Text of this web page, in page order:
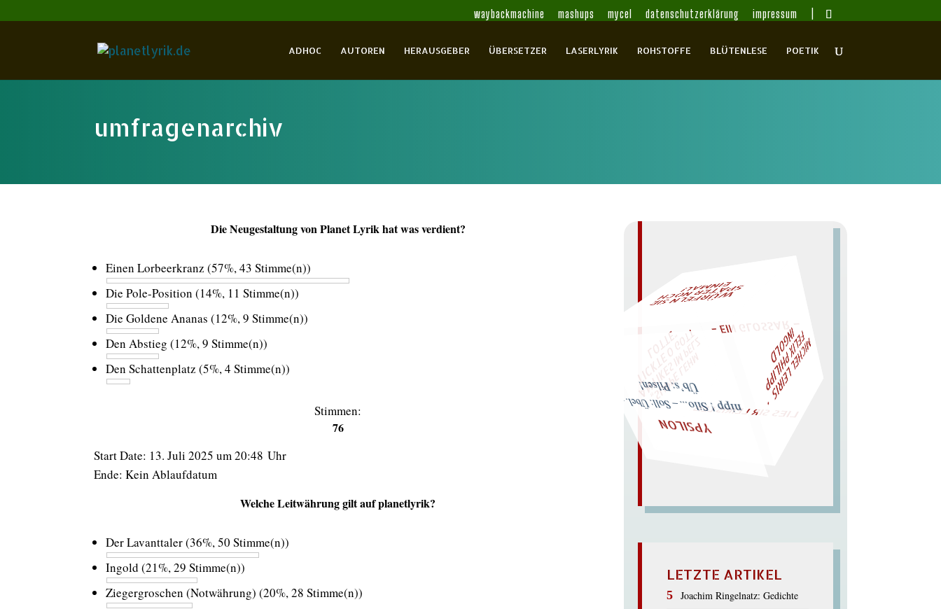
waybackmachine mashups mycel datenschutzerklärung impressum
ADHOC AUTOREN HERAUSGEBER ÜBERSETZER LASERLYRIK ROHSTOFFE BLÜTENLESE POETIK
umfragenarchiv
Die Neugestaltung von Planet Lyrik hat was verdient?
Einen Lorbeerkranz(57%, 43 Stimme(n))
Die Pole-Position(14%, 11 Stimme(n))
Die Goldene Ananas(12%, 9 Stimme(n))
Den Abstieg(12%, 9 Stimme(n))
Den Schattenplatz(5%, 4 Stimme(n))
Stimmen:
76
Start Date: 13. Juli 2025 um 20:48 Uhr
Ende: Kein Ablaufdatum
Welche Leitwährung gilt auf planetlyrik?
Der Lavanttaler(36%, 50 Stimme(n))
Ingold(21%, 29 Stimme(n))
Ziegergroschen (Notwährung)(20%, 28 Stimme(n))
„
S
U
P
P
E
L
E
H
M
A
N
T
I
K
E
S
I
M
P
E
Z
T
I
C
K
T
E
O
G
O
T
T
L
O
T
T
E
nipp ! Silo... – Soll: Übel. – Üb’s: Pilsen! M
I
C
H
E
L
L
E
I
R
I
S
・
F
E
L
I
X
P
H
I
L
I
P
P
I
N
G
O
L
D
LIES SIR LEIRIS LEIS
W
ÜRFELN SIE
SPÄTER NOCH
EIN
M
A
L!
LETZTE ARTIKEL
Joachim Ringelnatz: Gedichte